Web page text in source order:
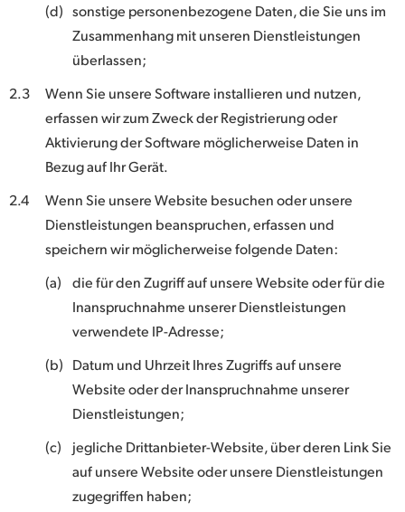
(d) sonstige personenbezogene Daten, die Sie uns im
Zusammenhang mit unseren Dienstleistungen
überlassen;
2.3
Wenn Sie unsere Software installieren und nutzen,
erfassen wir zum Zweck der Registrierung oder
Aktivierung der Software möglicherweise Daten in
Bezug auf Ihr Gerät.
2.4
Wenn Sie unsere Website besuchen oder unsere
Dienstleistungen beanspruchen, erfassen und
speichern wir möglicherweise folgende Daten:
(a)
die für den Zugriff auf unsere Website oder für die
Inanspruchnahme unserer Dienstleistungen
verwendete IP-Adresse;
(b) Datum und Uhrzeit Ihres Zugriffs auf unsere
Website oder der Inanspruchnahme unserer
Dienstleistungen;
(c)
jegliche Drittanbieter-Website, über deren Link Sie
auf unsere Website oder unsere Dienstleistungen
zugegriffen haben;